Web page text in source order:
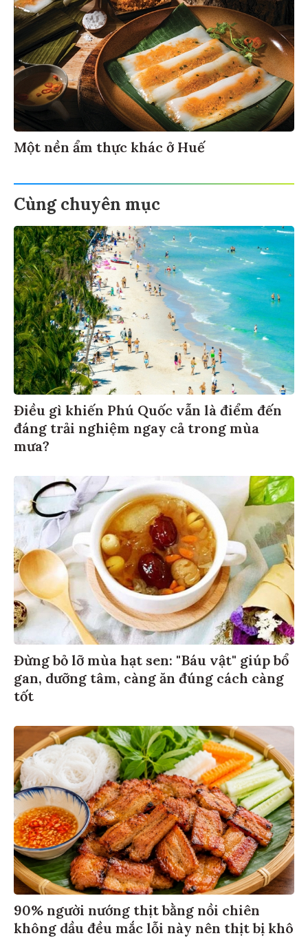
Một nền ẩm thực khác ở Huế
Cùng chuyên mục
Điều gì khiến Phú Quốc vẫn là điểm đến
đáng trải nghiệm ngay cả trong mùa
mưa?
Đừng bỏ lỡ mùa hạt sen: "Báu vật" giúp bổ
gan, dưỡng tâm, càng ăn đúng cách càng
tốt
90% người nướng thịt bằng nồi chiên
không dầu đều mắc lỗi này nên thịt bị khô